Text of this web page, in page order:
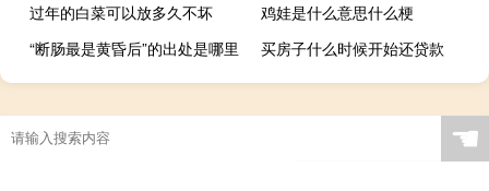
过年的白菜可以放多久不坏
鸡娃是什么意思什么梗
“断肠最是黄昏后”的出处是哪里
买房子什么时候开始还贷款
☚